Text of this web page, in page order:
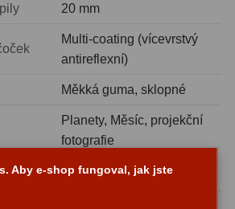
20 mm
Multi-coating (vícevrstvý
antireflexní)
Měkká guma, sklopné
Planety, Měsíc, projekční
fotografie
okulár ideální?
Aby e-shop fungoval, jak jste